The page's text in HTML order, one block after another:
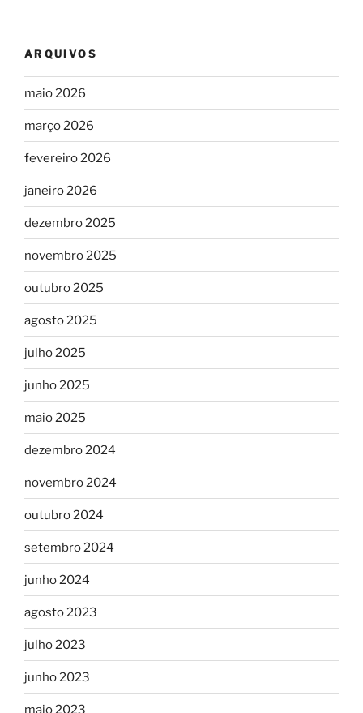
ARQUIVOS
maio 2026
março 2026
fevereiro 2026
janeiro 2026
dezembro 2025
novembro 2025
outubro 2025
agosto 2025
julho 2025
junho 2025
maio 2025
dezembro 2024
novembro 2024
outubro 2024
setembro 2024
junho 2024
agosto 2023
julho 2023
junho 2023
maio 2023